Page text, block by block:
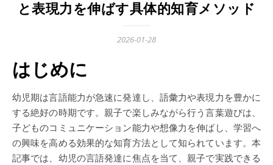
と表現力を伸ばす具体的知育メソッド
2026-01-28
はじめに
幼児期は言語能力が急速に発達し、語彙力や表現力を豊かに
する絶好の時期です。親子で楽しみながら行う言葉遊びは、
子どものコミュニケーション能力や想像力を伸ばし、学習へ
の興味を高める効果的な知育方法として知られています。本
記事では、幼児の言語発達に焦点を当て、親子で実践できる